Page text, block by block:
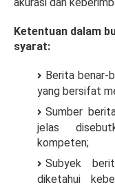
Ketentuan dalam
syarat:
Berita benar-
yang bersifat
Sumber
jelas
kompeten;
Subyek
diketahui